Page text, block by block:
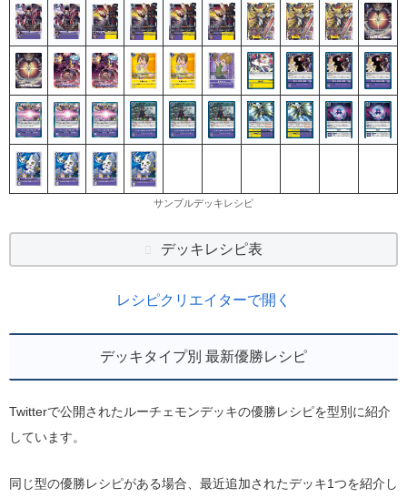
サンプルデッキレシピ
デッキレシピ表
レシピクリエイターで開く
デッキタイプ別 最新優勝レシピ
Twitterで公開されたルーチェモンデッキの優勝レシピを型別に紹介
しています。
同じ型の優勝レシピがある場合、最近追加されたデッキ1つを紹介し